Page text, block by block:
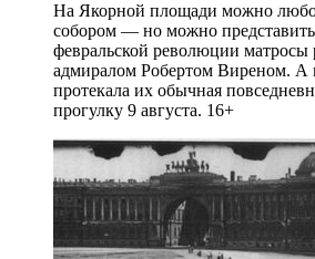
На Якорной площади можно
собором — но можно представить
февральской революции матросы
адмиралом Робертом Виреном.
протекала их обычная
прогулку 9 августа. 16+